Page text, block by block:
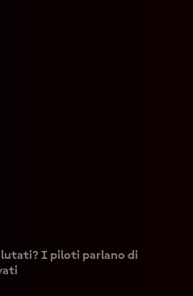
I piloti parlano di